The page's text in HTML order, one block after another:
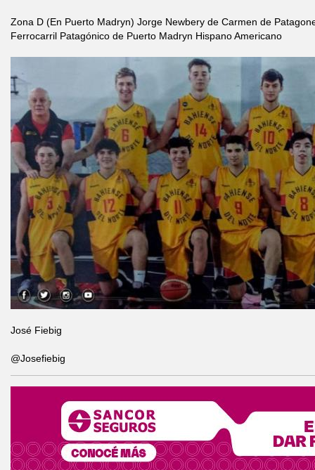
Zona D (En Puerto Madryn) Jorge Newbery de Carmen de
Ferrocarril Patagónico de Puerto Madryn Hispano Americano
José Fiebig
@Josefiebig